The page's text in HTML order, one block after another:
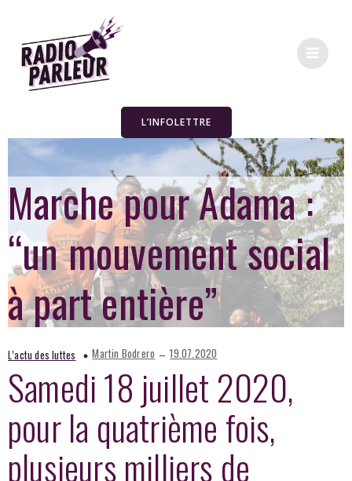
L’INFOLETTRE
Marche pour Adama :
“un mouvement social
à part entière”
L’actu des luttes Martin Bodrero – 19.07.2020
Samedi 18 juillet 2020,
pour la quatrième fois,
plusieurs milliers de